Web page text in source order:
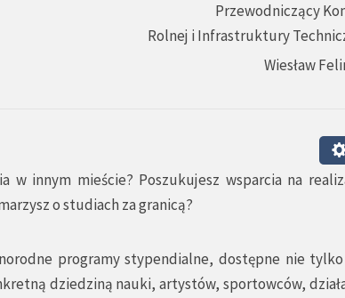
Przewodniczący
Rolnej i Infrastruktury
Wiesław
w innym mieście? Poszukujesz wsparcia na
o studiach za granicą?
programy stypendialne, dostępne nie
dziedziną nauki, artystów, sportowców,